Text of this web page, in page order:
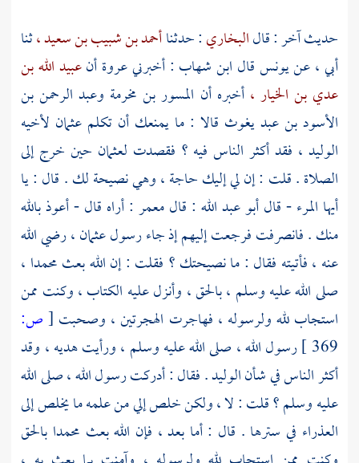
حديث آخر : قالالبخاري: حدثناأحمد بن شبيب بن سعيد ،ثنا
أبي ، عنيونسقال ابن شهاب : أخبرنيعروةأنعبيد الله بن
عدي بن الخيار ،أخبره أن المسور بن مخرمة وعبد الرحمن بن
الأسود بن عبد يغوث قالا : ما يمنعك أن تكلم عثمان لأخيه
الوليد ، فقد أكثر الناس فيه ؟ فقصدت لعثمان حين خرج إلى
الصلاة . قلت : إن لي إليك حاجة ، وهي نصيحة لك . قال : يا
أيها المرء - قالأبو عبد الله : قالمعمر : أراه قال - أعوذ بالله
منك . فانصرفت فرجعت إليهم إذ جاء رسولعثمان ،رضي الله
عنه ، فأتيته فقال : ما نصيحتك ؟ فقلت : إن الله بعثمحمدا ،
صلى الله عليه وسلم ، بالحق ، وأنزل عليه الكتاب ، وكنت ممن
استجاب لله ولرسوله ، فهاجرت الهجرتين ، وصحبت [ص:
369 ] رسول الله ، صلى الله عليه وسلم ، ورأيت هديه ، وقد
أكثر الناس في شأنالوليد. فقال : أدركت رسول الله ، صلى الله
عليه وسلم ؟ قلت : لا ، ولكن خلص إلي من علمه ما يخلص إلى
العذراء في سترها . قال : أما بعد ، فإن الله بعث محمدا بالحق